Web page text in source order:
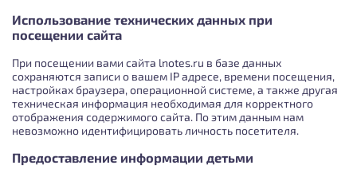
Использование технических данных при
посещении сайта
При посещении вами сайта lnotes.ru в базе данных
сохраняются записи о вашем IP адресе, времени посещения,
настройках браузера, операционной системе, а также другая
техническая информация необходимая для корректного
отображения содержимого сайта. По этим данным нам
невозможно идентифицировать личность посетителя.
Предоставление информации детьми